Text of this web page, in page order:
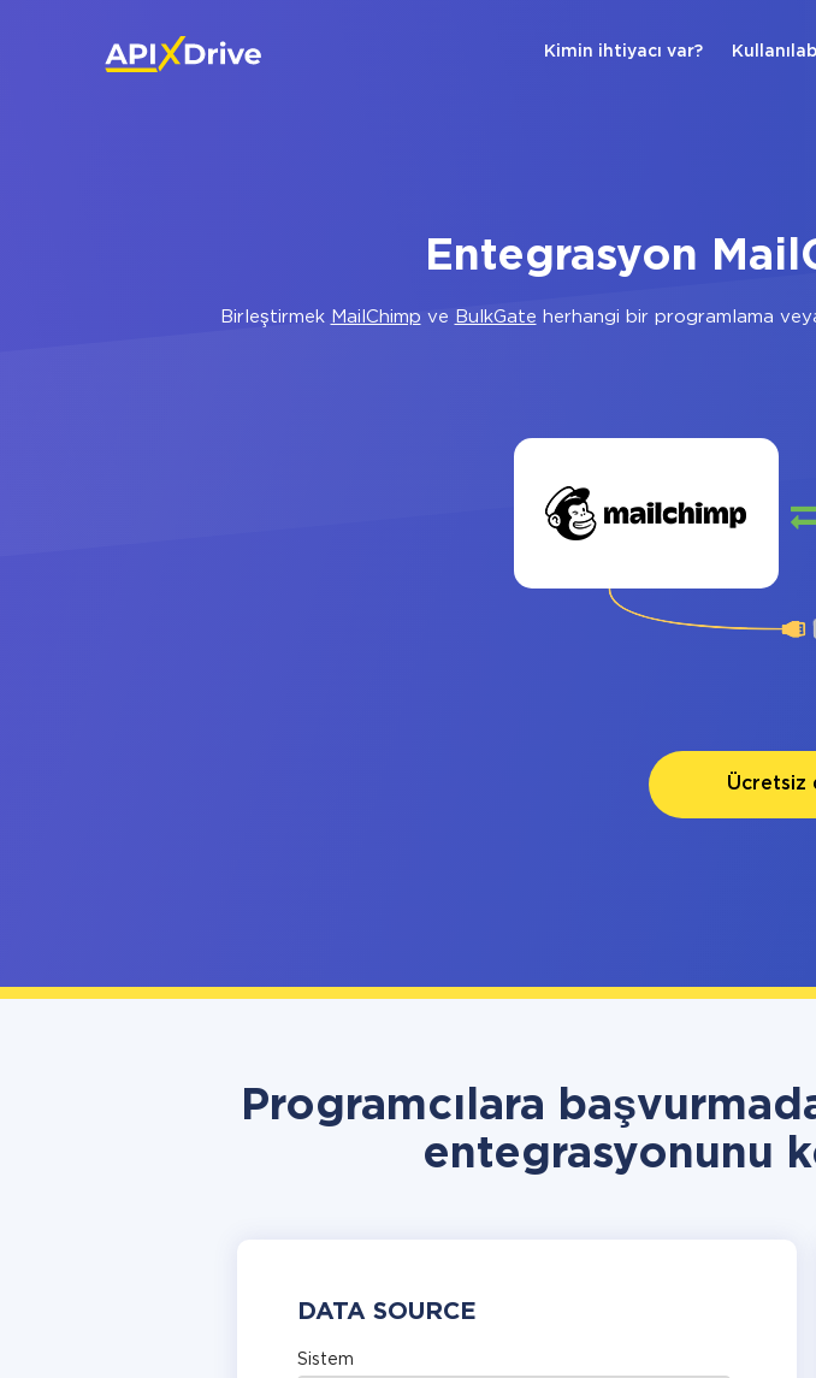
Kimin ihtiyacı var?
Entegrasyon
Birleştirmek MailChimp ve BulkGate herhangi bir programlama
Ücretsiz
Programcılara
entegrasyonunu
DATA SOURCE
Sistem